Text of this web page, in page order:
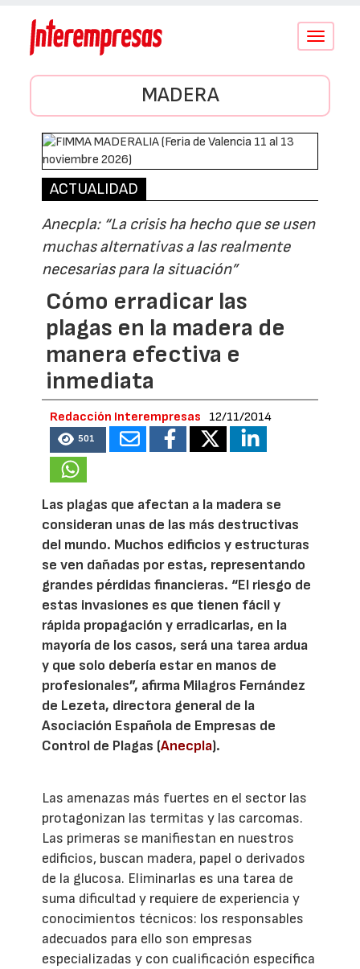
Conmutar
MADERA
ACTUALIDAD
Anecpla: “La crisis ha hecho que se usen
muchas alternativas a las realmente
necesarias para la situación”
Cómo erradicar las
plagas en la madera de
manera efectiva e
inmediata
Redacción Interempresas 12/11/2014
501
Las plagas que afectan a la madera se
consideran unas de las más destructivas
del mundo. Muchos edificios y estructuras
se ven dañadas por estas, representando
grandes pérdidas financieras. “El riesgo de
estas invasiones es que tienen fácil y
rápida propagación y erradicarlas, en la
mayoría de los casos, será una tarea ardua
y que solo debería estar en manos de
profesionales”, afirma Milagros Fernández
de Lezeta, directora general de la
Asociación Española de Empresas de
Control de Plagas (Anecpla).
Las amenazas más fuertes en el sector las
protagonizan las termitas y las carcomas.
Las primeras se manifiestan en nuestros
edificios, buscan madera, papel o derivados
de la glucosa. Eliminarlas es una tarea de
suma dificultad y requiere de experiencia y
conocimientos técnicos: los responsables
adecuados para ello son empresas
especializadas y con cualificación específica